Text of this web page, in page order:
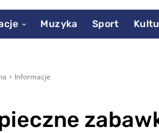
Muzyka Sport
Informacje